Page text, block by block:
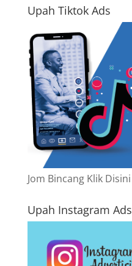
Upah Tiktok Ads
Jom Bincang Klik Disini
Upah Instagram Ads